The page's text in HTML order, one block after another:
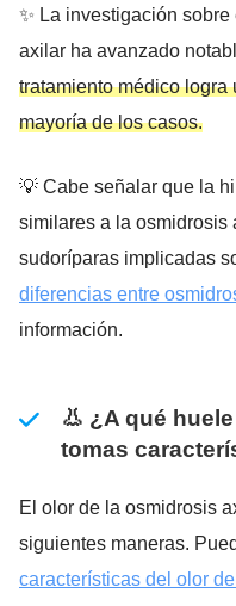
✨ La investigación
axilar ha avanzado
tratamiento médico logra
mayoría de los casos.
💡 Cabe señalar que la
similares a la osmidrosis
sudoríparas implicadas
diferencias entre
información.
👃 ¿A qué
tomas
El olor de la osmidrosis
siguientes maneras.
características del olor